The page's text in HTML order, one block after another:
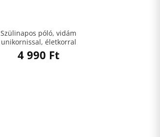
Szülinapos póló, vidám
unikornissal, életkorral
4 990 Ft